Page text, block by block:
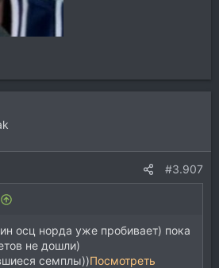
#3.907
осц норда уже пробивает) пока
не дошли)
семплы))Посмотреть